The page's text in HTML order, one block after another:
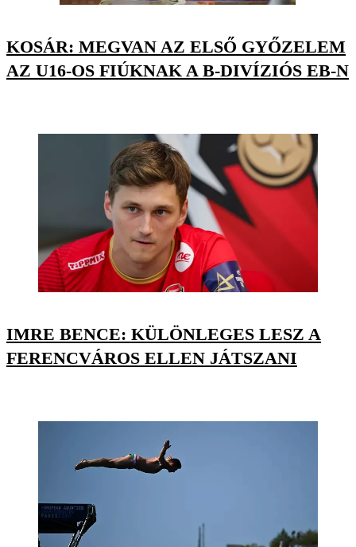
KOSÁR: MEGVAN AZ ELSŐ GYŐZELEM
AZ U16-OS FIÚKNAK A B-DIVÍZIÓS EB-N
IMRE BENCE: KÜLÖNLEGES LESZ A
FERENCVÁROS ELLEN JÁTSZANI